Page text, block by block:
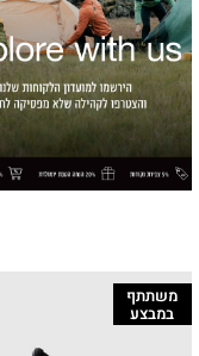
משתתף
במבצע